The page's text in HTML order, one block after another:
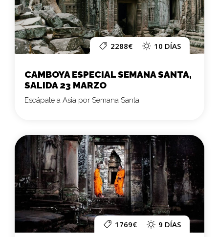
2288€ 10 DÍAS
CAMBOYA ESPECIAL SEMANA SANTA,
SALIDA 23 MARZO
Escápate a Asia por Semana Santa
1769€ 9 DÍAS